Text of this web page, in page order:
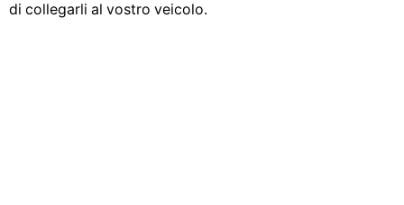
di collegarli al vostro veicolo.